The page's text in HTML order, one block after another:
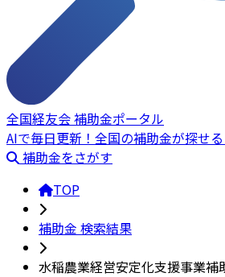
全国経友会 補助金ポータル
AIで毎日更新！全国の補助金が探せる
補助金をさがす
TOP
補助金 検索結果
水稲農業経営安定化支援事業補